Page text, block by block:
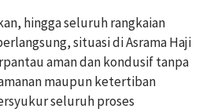
hingga seluruh rangkaian
situasi di Asrama Haji
aman dan kondusif tanpa
maupun ketertiban
seluruh proses